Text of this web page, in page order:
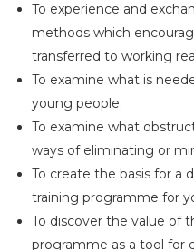
To experience and
methods which
transferred to working
To examine what is
young people;
To examine what
ways of eliminating or
To create the basis for a
training programme for
To discover the value of
programme as a tool for